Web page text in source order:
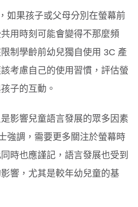
如果孩子或父母分別在螢幕前
用時刻可能會變得不那麼頻
制學齡前幼兒獨自使用 3C 產
考慮自己的使用習慣，評估螢
子的互動。
影響兒童語言發展的眾多因素
強調，需要更多關注於螢幕時
時也應謹記，語言發展也受到
響，尤其是較年幼兒童的基